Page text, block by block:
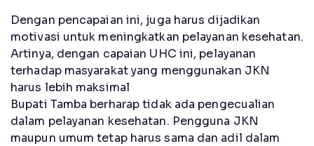
Dengan pencapaian ini, juga harus dijadikan
motivasi untuk meningkatkan pelayanan kesehatan.
Artinya, dengan capaian UHC ini, pelayanan
terhadap masyarakat yang menggunakan JKN
harus lebih maksimal
Bupati Tamba berharap tidak ada pengecualian
dalam pelayanan kesehatan. Pengguna JKN
maupun umum tetap harus sama dan adil dalam